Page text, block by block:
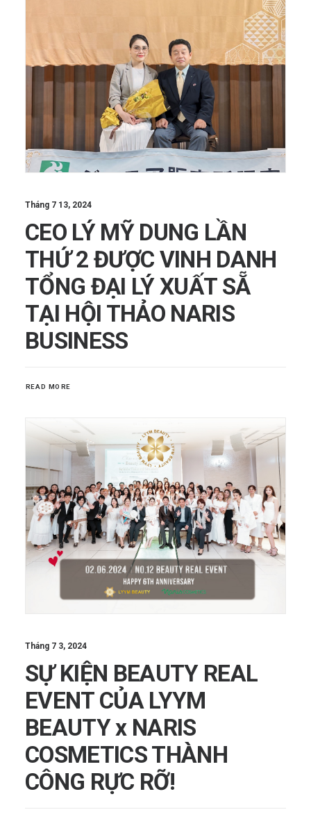
Tháng 7 13, 2024
CEO LÝ MỸ DUNG LẦN
THỨ 2 ĐƯỢC VINH DANH
TỔNG ĐẠI LÝ XUẤT SẴ
TẠI HỘI THẢO NARIS
BUSINESS
READ MORE
Tháng 7 3, 2024
SỰ KIỆN BEAUTY REAL
EVENT CỦA LYYM
BEAUTY x NARIS
COSMETICS THÀNH
CÔNG RỰC RỠ!